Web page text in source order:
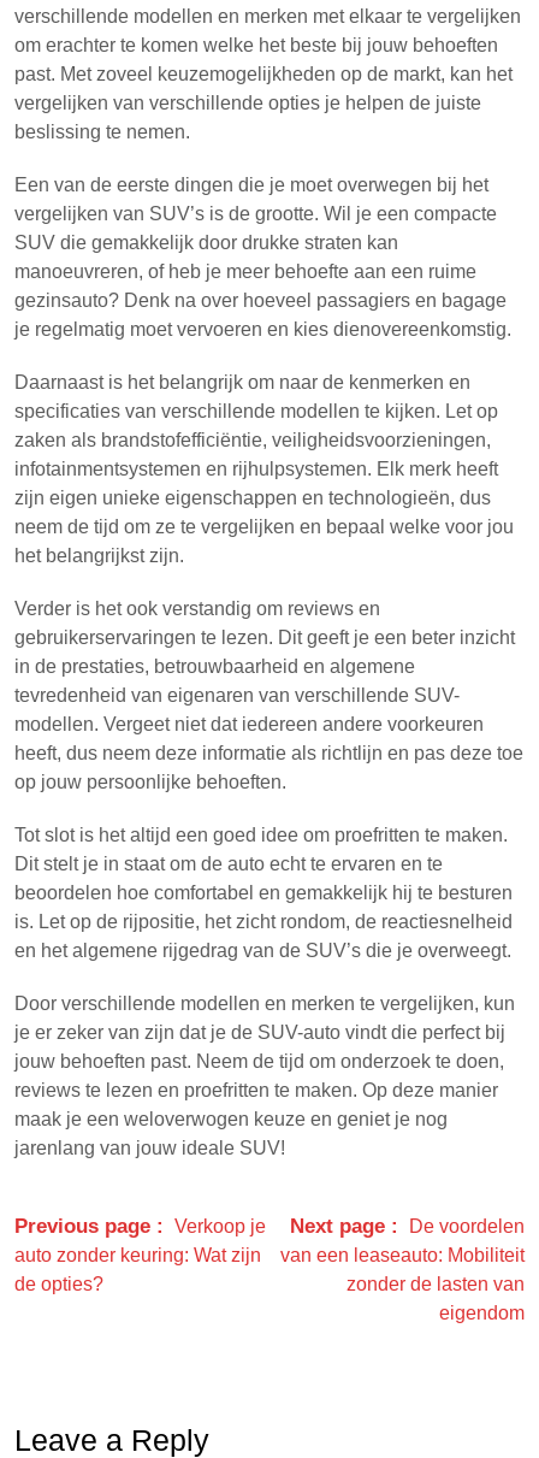
verschillende modellen en merken met elkaar te vergelijken
om erachter te komen welke het beste bij jouw behoeften
past. Met zoveel keuzemogelijkheden op de markt, kan het
vergelijken van verschillende opties je helpen de juiste
beslissing te nemen.
Een van de eerste dingen die je moet overwegen bij het
vergelijken van SUV’s is de grootte. Wil je een compacte
SUV die gemakkelijk door drukke straten kan
manoeuvreren, of heb je meer behoefte aan een ruime
gezinsauto? Denk na over hoeveel passagiers en bagage
je regelmatig moet vervoeren en kies dienovereenkomstig.
Daarnaast is het belangrijk om naar de kenmerken en
specificaties van verschillende modellen te kijken. Let op
zaken als brandstofefficiëntie, veiligheidsvoorzieningen,
infotainmentsystemen en rijhulpsystemen. Elk merk heeft
zijn eigen unieke eigenschappen en technologieën, dus
neem de tijd om ze te vergelijken en bepaal welke voor jou
het belangrijkst zijn.
Verder is het ook verstandig om reviews en
gebruikerservaringen te lezen. Dit geeft je een beter inzicht
in de prestaties, betrouwbaarheid en algemene
tevredenheid van eigenaren van verschillende SUV-
modellen. Vergeet niet dat iedereen andere voorkeuren
heeft, dus neem deze informatie als richtlijn en pas deze toe
op jouw persoonlijke behoeften.
Tot slot is het altijd een goed idee om proefritten te maken.
Dit stelt je in staat om de auto echt te ervaren en te
beoordelen hoe comfortabel en gemakkelijk hij te besturen
is. Let op de rijpositie, het zicht rondom, de reactiesnelheid
en het algemene rijgedrag van de SUV’s die je overweegt.
Door verschillende modellen en merken te vergelijken, kun
je er zeker van zijn dat je de SUV-auto vindt die perfect bij
jouw behoeften past. Neem de tijd om onderzoek te doen,
reviews te lezen en proefritten te maken. Op deze manier
maak je een weloverwogen keuze en geniet je nog
jarenlang van jouw ideale SUV!
Previous page
Verkoop je
auto zonder keuring: Wat zijn
de opties?
Next page
De voordelen
van een leaseauto: Mobiliteit
zonder de lasten van
eigendom
Leave a Reply